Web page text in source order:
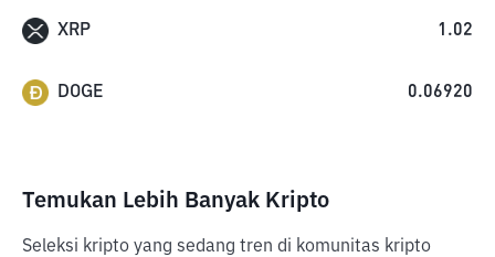
XRP 1.02
DOGE 0.06920
Temukan Lebih Banyak Kripto
Seleksi kripto yang sedang tren di komunitas kripto